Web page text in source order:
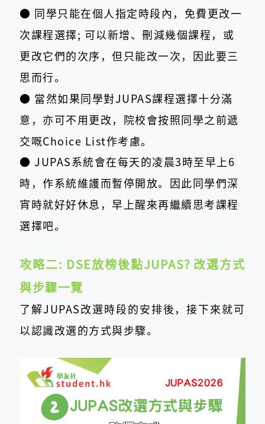
● 同學只能在個人指定時段內，免費更改一
次課程選擇; 可以新增、刪減幾個課程，或
更改它們的次序，但只能改一次，因此要三
思而行。
● 當然如果同學對JUPAS課程選擇十分滿
意，亦可不用更改，院校會按照同學之前遞
交嘅Choice List作考慮。
● JUPAS系統會在每天的凌晨3時至早上6
時，作系統維護而暫停開放。因此同學們深
宵時就好好休息，早上醒來再繼續思考課程
選擇吧。
攻略二: DSE放榜後點JUPAS? 改選方式
與步驟一覽
了解JUPAS改選時段的安排後，接下來就可
以認識改選的方式與步驟。